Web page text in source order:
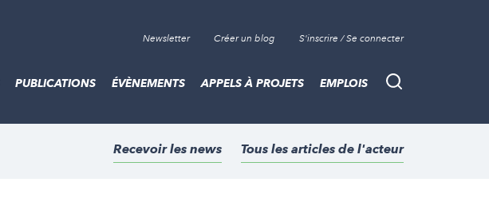
Newsletter Créer un blog S'inscrire / Se connecter
Recherche
PUBLICATIONS ÉVÈNEMENTS APPELS À PROJETS EMPLOIS
Recevoir les news Tous les articles de l'acteur